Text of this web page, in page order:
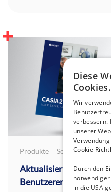
Produkte September 9,
Aktualisierte Version
Benutzererfahrung
Diese
Cookies.
Wir
verbessern.
unserer
Cookie-
Durch den
in die USA